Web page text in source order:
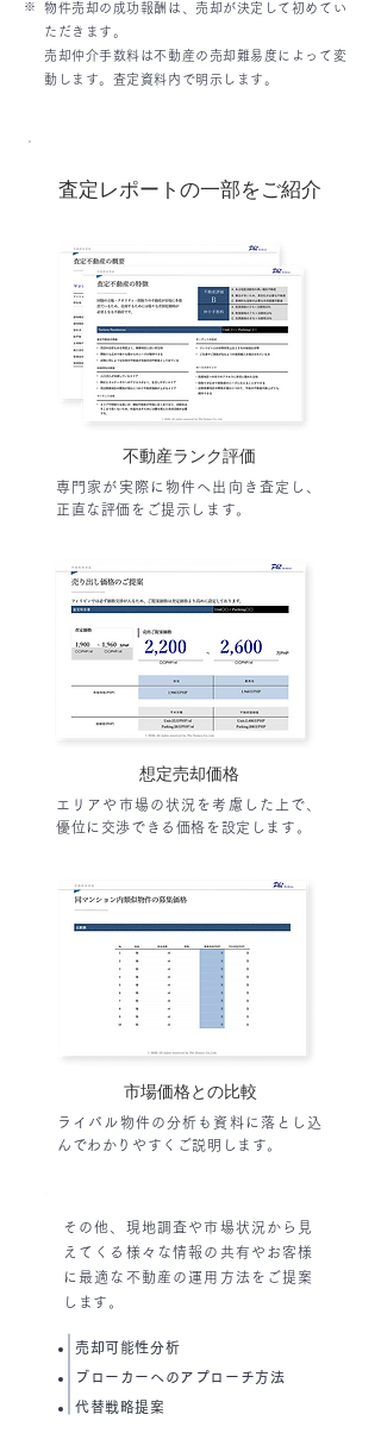
※
物件売却の成功報酬は、売却が決定して初めてい
ただきます。
売却仲介手数料は不動産の売却難易度によって変
動します。査定資料内で明示します。
査定レポートの一部をご紹介
不動産ランク評価
専門家が実際に物件へ出向き査定し、
正直な評価をご提示します。
想定売却価格
エリアや市場の状況を考慮した上で、
優位に交渉できる価格を設定します。
市場価格との比較
ライバル物件の分析も資料に落とし込
んでわかりやすくご説明します。
その他、現地調査や市場状況から見
えてくる様々な情報の共有やお客様
に最適な不動産の運用方法をご提案
します。
売却可能性分析
ブローカーへのアプローチ方法
代替戦略提案